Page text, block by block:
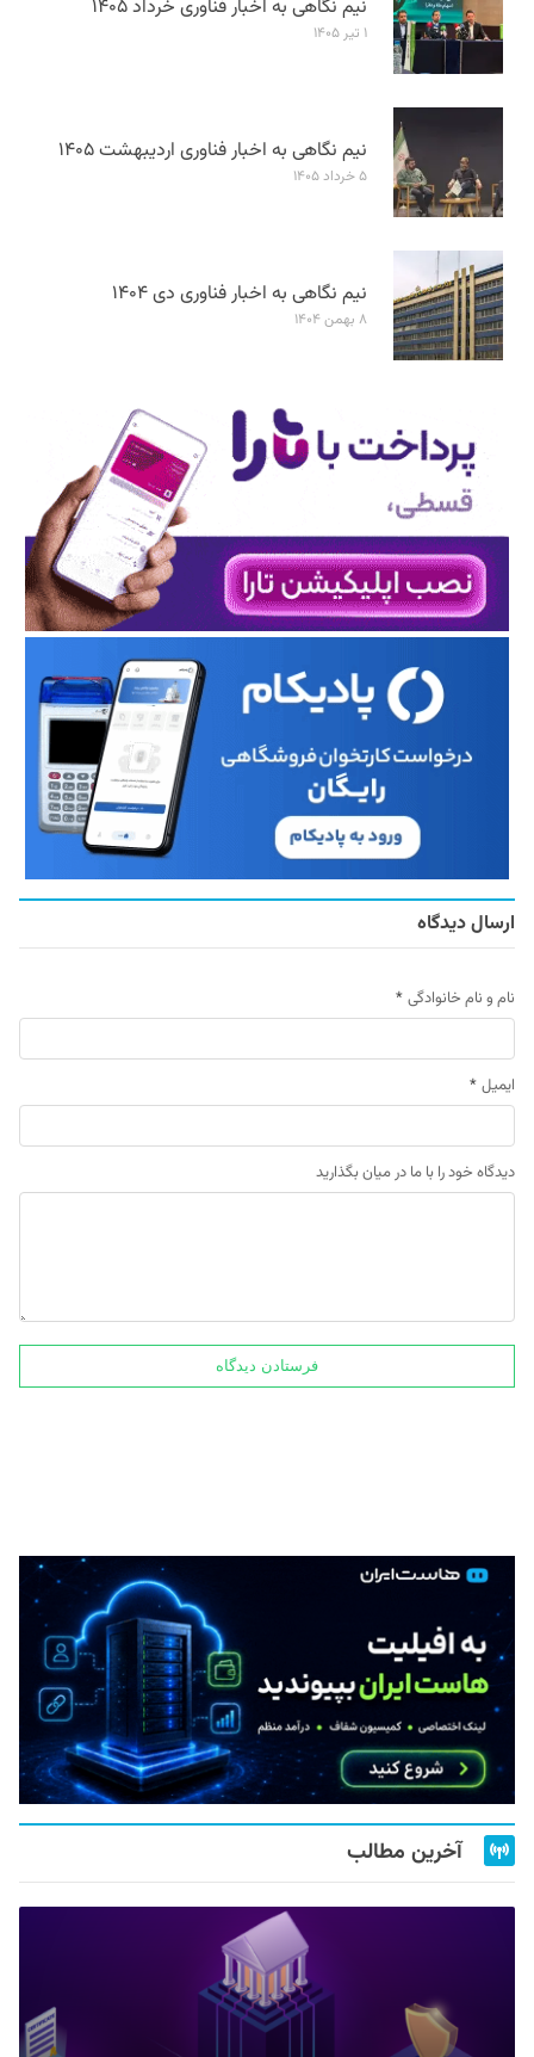
نیم نگاهی به اخبار فناوری خرداد ۱۴۰۵
۱ تیر ۱۴۰۵
نیم نگاهی به اخبار فناوری اردیبهشت ۱۴۰۵
۵ خرداد ۱۴۰۵
نیم نگاهی به اخبار فناوری دی ۱۴۰۴
۸ بهمن ۱۴۰۴
ارسال دیدگاه
نام و نام خانوادگی *
ایمیل *
دیدگاه خود را با ما در میان بگذارید
آخرین مطالب